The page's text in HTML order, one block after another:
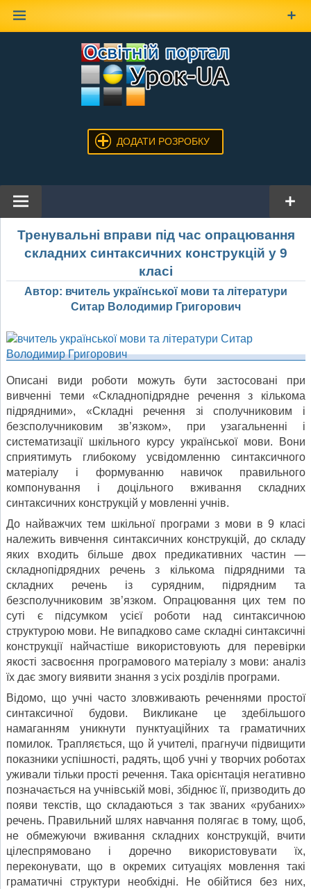
ДОДАТИ РОЗРОБКУ
Тренувальні вправи під час опрацювання
складних синтаксичних конструкцій у 9
класі
Автор: вчитель української мови та літератури
Ситар Володимир Григорович
Описані види роботи можуть бути застосовані при
вивченні теми «Складнопідрядне речення з кількома
підрядними», «Складні речення зі сполучниковим і
безсполучниковим зв’язком», при узагальненні і
систематизації шкільного курсу української мови. Вони
сприятимуть глибокому усвідомленню синтаксичного
матеріалу і формуванню навичок правильного
компонування і доцільного вживання складних
синтаксичних конструкцій у мовленні учнів.
До найважчих тем шкільної програми з мови в 9 класі
належить вивчення синтаксичних конструкцій, до складу
яких входить більше двох предикативних частин —
складнопідрядних речень з кількома підрядними та
складних речень із сурядним, підрядним та
безсполучниковим зв’язком. Опрацювання цих тем по
суті є підсумком усієї роботи над синтаксичною
структурою мови. Не випадково саме складні синтаксичні
конструкції найчастіше використовують для перевірки
якості засвоєння програмового матеріалу з мови: аналіз
їх дає змогу виявити знання з усіх розділів програми.
Відомо, що учні часто зловживають реченнями простої
синтаксичної будови. Викликане це здебільшого
намаганням уникнути пунктуаційних та граматичних
помилок. Трапляється, що й учителі, прагнучи підвищити
показники успішності, радять, щоб учні у творчих роботах
уживали тільки прості речення. Така орієнтація негативно
позначається на учнівській мові, збіднює її, призводить до
появи текстів, що складаються з так званих «рубаних»
речень. Правильний шлях навчання полягає в тому, щоб,
не обмежуючи вживання складних конструкцій, вчити
цілеспрямовано і доречно використовувати їх,
переконувати, що в окремих ситуаціях мовлення такі
граматичні структури необхідні. Не обійтися без них,